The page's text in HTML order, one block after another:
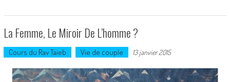
La Femme, Le Miroir De L’homme ?
Cours du Rav Taieb Vie de couple 13 janvier 2015